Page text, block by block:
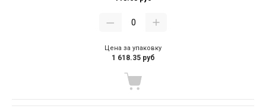
Цена за упаковку
1 618.35 руб